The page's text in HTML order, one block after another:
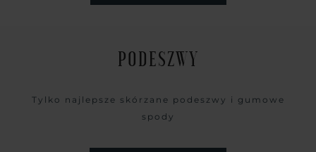
PODESZWY
Tylko najlepsze skórzane podeszwy i gumowe
spody